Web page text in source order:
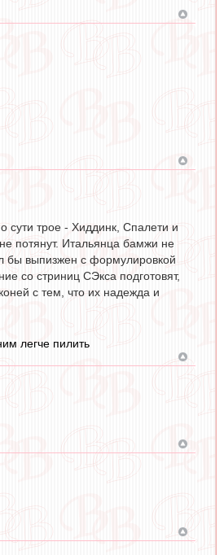
сути трое - Хиддинк, Спалети и
потянут. Итальянца бамжи не
бы выпизжен с формулировкой
со стриниц СЭкса подготовят,
с тем, что их надежда и
легче пилить